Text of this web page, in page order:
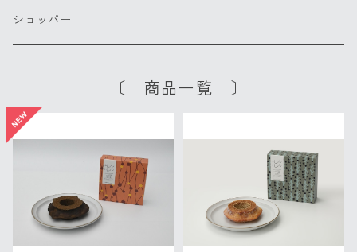
ショッパー
〔 商品一覧 〕